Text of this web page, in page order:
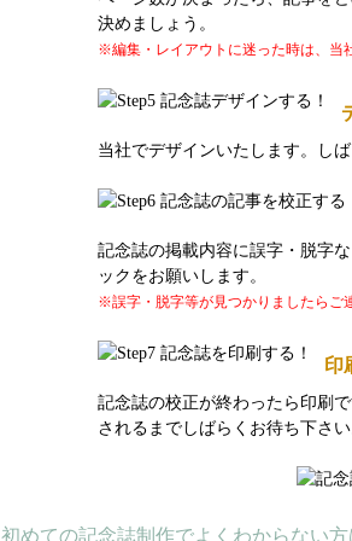
決めましょう。
※編集・レイアウトに迷った時は、当
当社でデザインいたします。しば
記念誌の掲載内容に誤字・脱字
ックをお願いします。
※誤字・脱字等が見つかりましたらご
印
記念誌の校正が終わったら印刷
されるまでしばらくお待ち下さい
初めての記念誌制作でよくわからない